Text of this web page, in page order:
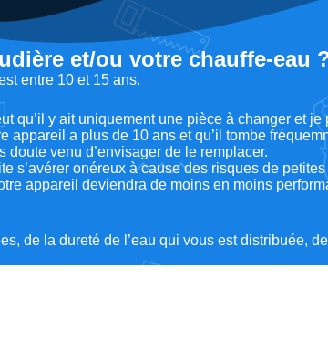
et/ou votre chauffe-eau
entre 10 et 15 ans.
qu’il y ait uniquement une pièce à changer et je
appareil a plus de 10 ans et qu’il tombe
venu d’envisager de le remplacer.
s’avérer onéreux à cause des risques de petites
appareil deviendra de moins en moins
de la dureté de l’eau qui vous est distribuée,